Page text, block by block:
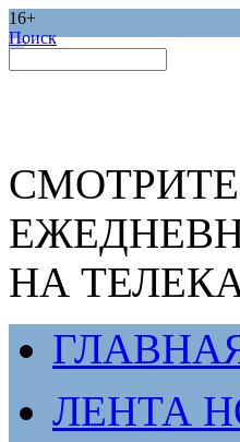
16+
Поиск
СМОТРИТЕ
НА
ЛЕНТА